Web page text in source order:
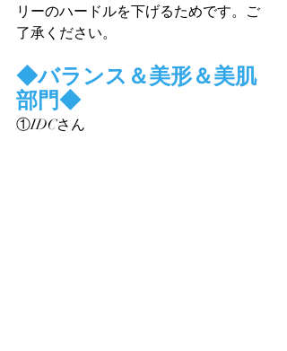
リーのハードルを下げるためです。ご
了承ください。
◆バランス＆美形＆美肌
部門◆
①IDCさん